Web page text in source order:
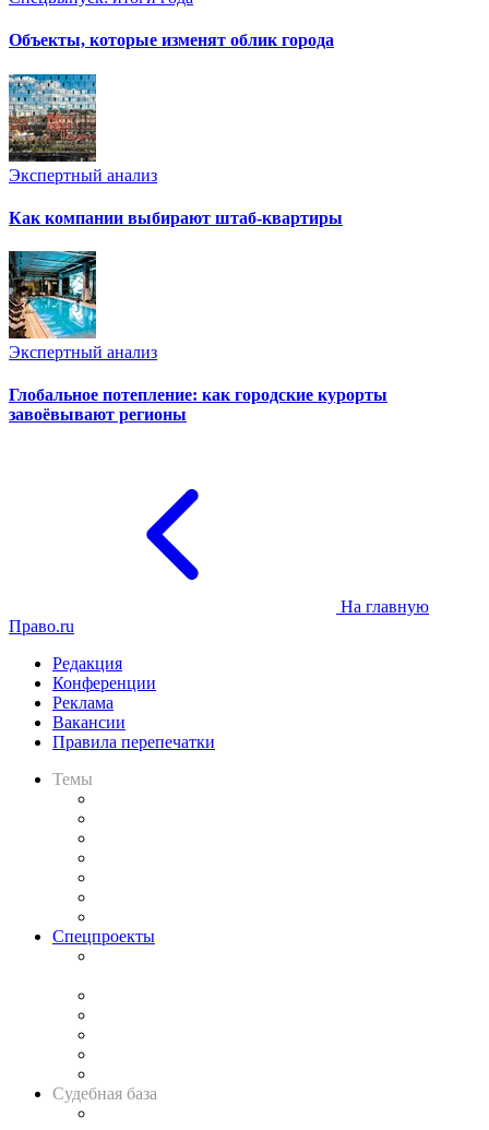
Объекты, которые изменят облик города
Экспертный анализ
Как компании выбирают штаб-квартиры
Экспертный анализ
Глобальное потепление: как городские курорты
завоёвывают регионы
На главную
Право.ru
Редакция
Конференции
Реклама
Вакансии
Правила перепечатки
Темы
Спецпроекты
Судебная база